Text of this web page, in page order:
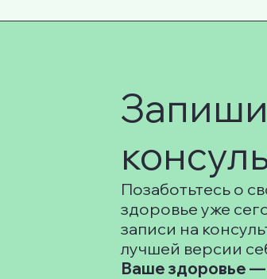
Позаботьтесь о
здоровье уже
записи на
лучшей версии
Ваше здоровье —